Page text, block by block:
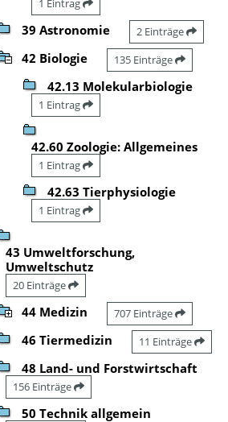
1 Eintrag
39 Astronomie 2 Einträge
42 Biologie 135 Einträge
42.13 Molekularbiologie
1 Eintrag
42.60 Zoologie: Allgemeines
1 Eintrag
42.63 Tierphysiologie
1 Eintrag
43 Umweltforschung,
Umweltschutz
20 Einträge
44 Medizin 707 Einträge
46 Tiermedizin 11 Einträge
48 Land- und Forstwirtschaft
156 Einträge
50 Technik allgemein